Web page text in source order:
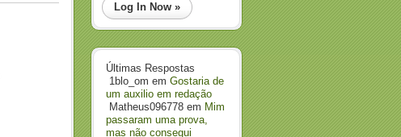
Log In Now »
Últimas Respostas
1blo_om em Gostaria de
um auxilio em redação
Matheus096778 em Mim
passaram uma prova,
mas não consegui